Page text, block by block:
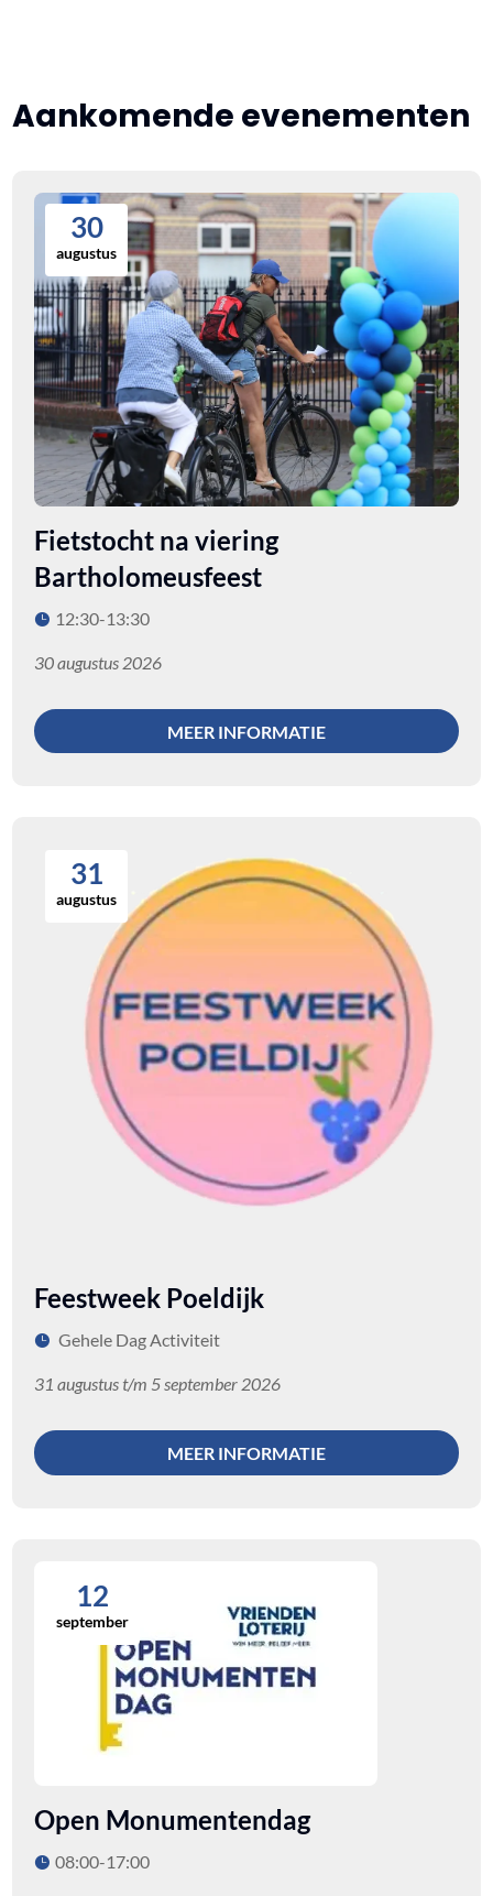
Aankomende evenementen
30
augustus
Fietstocht na viering
Bartholomeusfeest
12:30-13:30
30 augustus 2026
MEER INFORMATIE
31
augustus
Feestweek Poeldijk
Gehele Dag Activiteit
31 augustus t/m 5 september 2026
MEER INFORMATIE
12
september
Open Monumentendag
08:00-17:00